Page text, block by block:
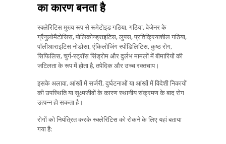
का कारण बनता है
स्क्लेरिटिस मुख्य रूप से रूमेटोइड गठिया, गठिया, वेजेनर के
ग्रैनुलोमैटोसिस, पोलिकोन्ड्राइटिस, लुपस, प्रतिक्रियाशील गठिया,
पॉलीआराइटिस नोडोसा, एंकिलोजिंग स्पोंडिलिटिस, कुष्ठ रोग,
सिफिलिस, चुर्ग-स्ट्रॉस सिंड्रोम और दुर्लभ मामलों में बीमारियों की
जटिलता के रूप में होता है, तपेदिक और उच्च रक्तचाप।
इसके अलावा, आंखों में सर्जरी, दुर्घटनाओं या आंखों में विदेशी निकायों
की उपस्थिति या सूक्ष्मजीवों के कारण स्थानीय संक्रमण के बाद रोग
उत्पन्न हो सकता है।
रोगों को नियंत्रित करके स्क्लेरिटिस को रोकने के लिए यहां बताया
गया है: